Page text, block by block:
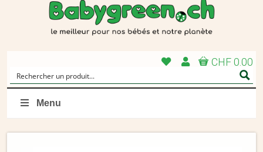
CHF 0.00
Menu